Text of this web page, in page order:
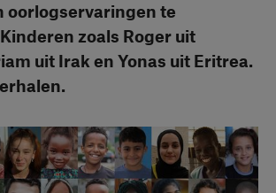
oorlogservaringen te
zoals Roger uit
uit Irak en Yonas uit Eritrea.